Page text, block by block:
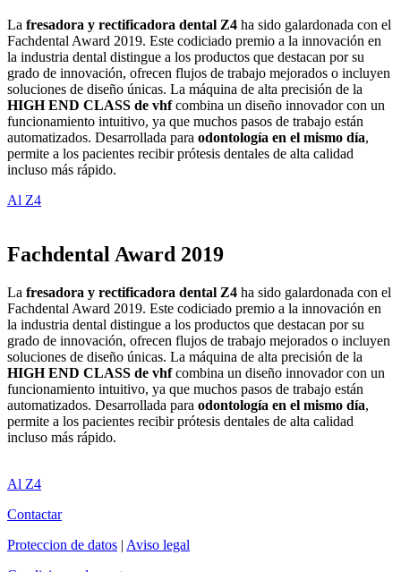
La fresadora y rectificadora dental Z4 ha sido galardonada con el
Fachdental Award 2019. Este codiciado premio a la innovación en
la industria dental distingue a los productos que destacan por su
grado de innovación, ofrecen flujos de trabajo mejorados o incluyen
soluciones de diseño únicas. La máquina de alta precisión de la
HIGH END CLASS de vhfcombina un diseño innovador con un
funcionamiento intuitivo, ya que muchos pasos de trabajo están
automatizados. Desarrollada para odontología en el mismo día,
permite a los pacientes recibir prótesis dentales de alta calidad
incluso más rápido.
Al Z4
Fachdental Award 2019
La fresadora y rectificadora dental Z4 ha sido galardonada con el
Fachdental Award 2019. Este codiciado premio a la innovación en
la industria dental distingue a los productos que destacan por su
grado de innovación, ofrecen flujos de trabajo mejorados o incluyen
soluciones de diseño únicas. La máquina de alta precisión de la
HIGH END CLASS de vhfcombina un diseño innovador con un
funcionamiento intuitivo, ya que muchos pasos de trabajo están
automatizados. Desarrollada para odontología en el mismo día,
permite a los pacientes recibir prótesis dentales de alta calidad
incluso más rápido.
Al Z4
Contactar
Proteccion de datos | Aviso legal